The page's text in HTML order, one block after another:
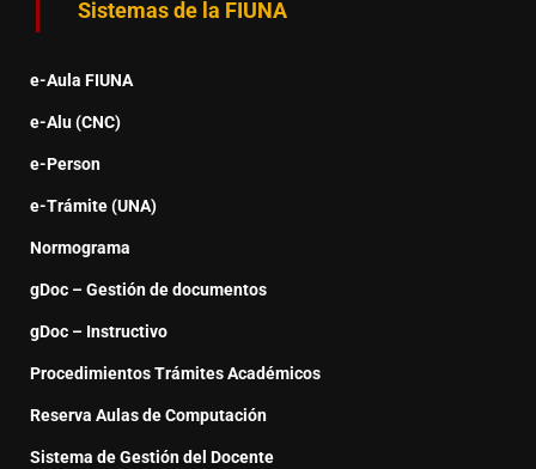
Sistemas de la FIUNA
e-Aula FIUNA
e-Alu (CNC)
e-Person
e-Trámite (UNA)
Normograma
gDoc – Gestión de documentos
gDoc – Instructivo
Procedimientos Trámites Académicos
Reserva Aulas de Computación
Sistema de Gestión del Docente